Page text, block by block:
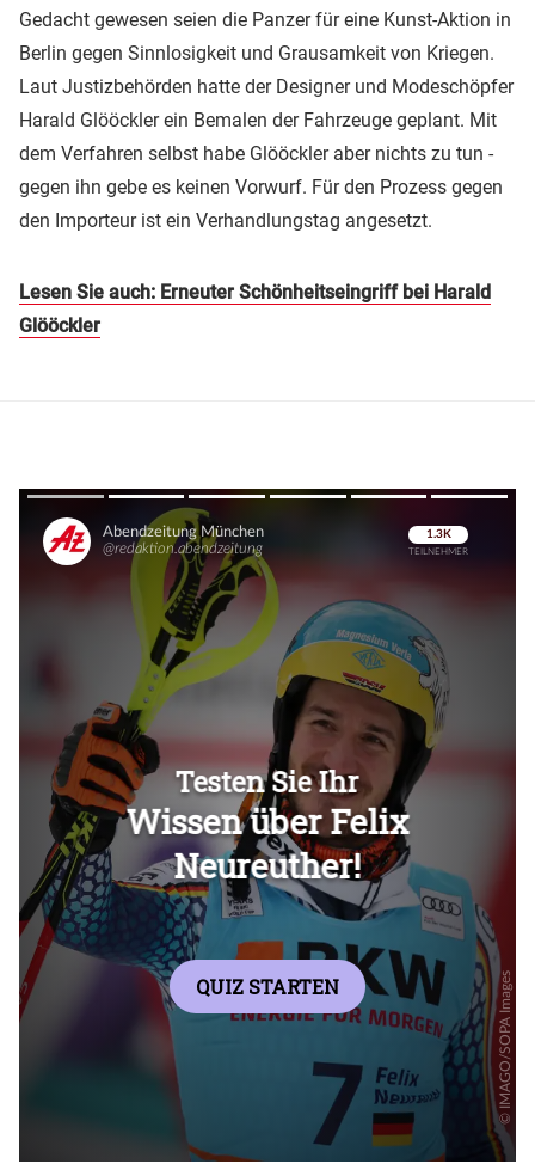
Gedacht gewesen seien die Panzer für eine Kunst-Aktion in
Berlin gegen Sinnlosigkeit und Grausamkeit von Kriegen.
Laut Justizbehörden hatte der Designer und Modeschöpfer
Harald Glööckler ein Bemalen der Fahrzeuge geplant. Mit
dem Verfahren selbst habe Glööckler aber nichts zu tun -
gegen ihn gebe es keinen Vorwurf. Für den Prozess gegen
den Importeur ist ein Verhandlungstag angesetzt.
Lesen Sie auch: Erneuter Schönheitseingriff bei Harald
Glööckler
Überspringen
Überspringen